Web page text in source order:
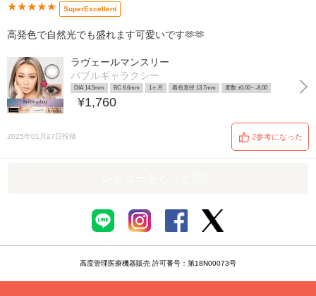
★★★★★ SuperExcellent
高発色で自然光でも盛れます可愛いです🫶🫶
ラヴェールマンスリー
バブルギャラクシー
DIA 14.5mm BC 8.6mm 1ヶ月 着色直径 13.7mm 度数 ±0.00~ -8.00
¥1,760
2025年01月27日投稿 2参考になった
高度管理医療機器販売 許可番号：第18N00073号